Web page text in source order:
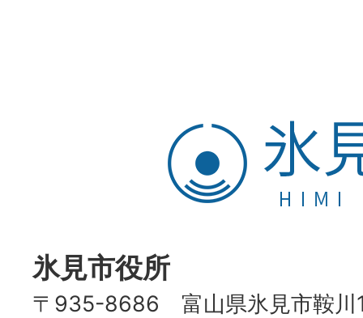
氷
見
市
氷見市役所
〒935-8686 富山県氷見市鞍川